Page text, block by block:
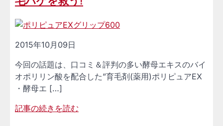
2015年10月09日
今回の話題は、口コミ＆評判の多い酵母エキスのバイ
オポリリン酸を配合した”育毛剤(薬用)ポリピュアEX
・酵母エ […]
記事の続きを読む